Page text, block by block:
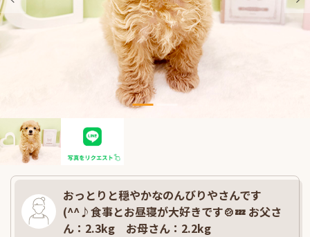
おっとりと穏やかなのんびりやさんです
(^^♪食事とお昼寝が大好きです🍲💤 お父さ
ん：2.3kg お母さん：2.2kg